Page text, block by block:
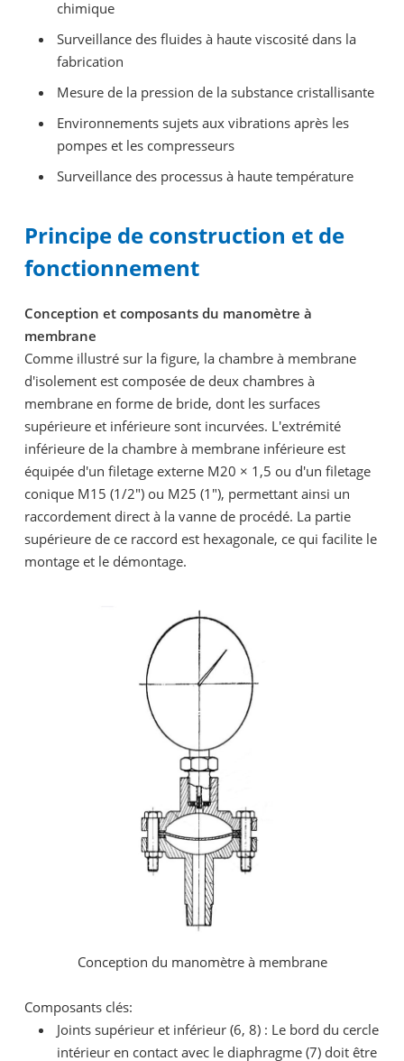
chimique
Surveillance des fluides à haute viscosité dans la
fabrication
Mesure de la pression de la substance cristallisante
Environnements sujets aux vibrations après les
pompes et les compresseurs
Surveillance des processus à haute température
Principe de construction et de
fonctionnement
Conception et composants du manomètre à
membrane
Comme illustré sur la figure, la chambre à membrane
d'isolement est composée de deux chambres à
membrane en forme de bride, dont les surfaces
supérieure et inférieure sont incurvées. L'extrémité
inférieure de la chambre à membrane inférieure est
équipée d'un filetage externe M20 × 1,5 ou d'un filetage
conique M15 (1/2") ou M25 (1"), permettant ainsi un
raccordement direct à la vanne de procédé. La partie
supérieure de ce raccord est hexagonale, ce qui facilite le
montage et le démontage.
Conception du manomètre à membrane
Composants clés:
Joints supérieur et inférieur (6, 8) : Le bord du cercle
intérieur en contact avec le diaphragme (7) doit être